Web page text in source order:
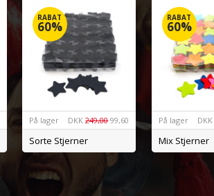
RABAT
60%
DKK 249,00 99,60
På lager
Sorte Stjerner
RABAT
60%
DKK
På lager
Mix Stjerner